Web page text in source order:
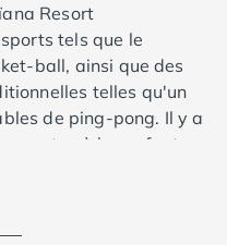
Resort
tels que le
ball, ainsi que des
telles qu'un
de ping-pong. Il y a
où les enfants
et du